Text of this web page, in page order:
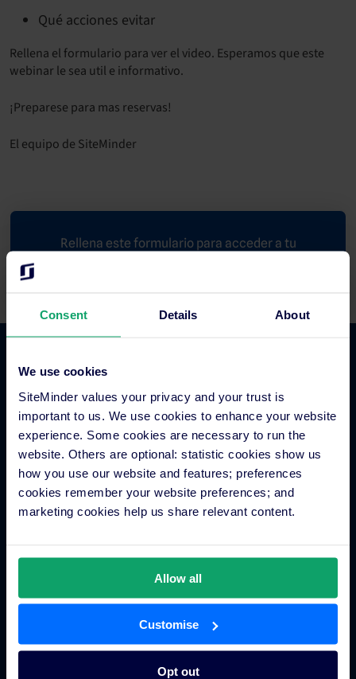
Consent Details About
We use cookies
SiteMinder values your privacy and your trust is
important to us. We use cookies to enhance your website
experience. Some cookies are necessary to run the
website. Others are optional: statistic cookies show us
how you use our website and features; preferences
cookies remember your website preferences; and
marketing cookies help us share relevant content.
Allow all
Customise
Opt out
Qué acciones evitar
Rellena el formulario para ver el video. Esperamos que este
webinar le sea util e informativo.
¡Preparese para mas reservas!
El equipo de SiteMinder
Rellena este formulario para acceder a tu
Gestor de canales para hoteles
Motor de reservas para hoteles
Creador de sitios web para hoteles
Gestión inteligente de tarifas hoteleras
Metabuscadores para hoteles
Sistema de distribución global (GDS)
Tienda de aplicaciones para hoteles